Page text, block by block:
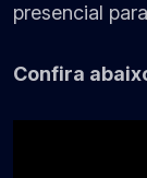
presencial
Confira